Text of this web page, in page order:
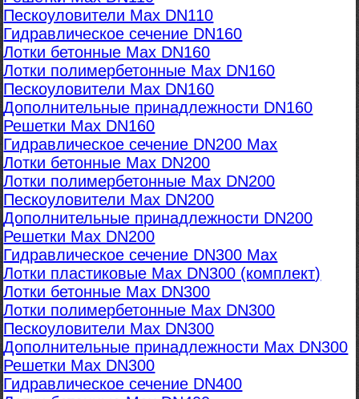
Пескоуловители Max DN110
Гидравлическое сечение DN160
Лотки бетонные Max DN160
Лотки полимербетонные Max DN160
Пескоуловители Max DN160
Дополнительные принадлежности DN160
Решетки Max DN160
Гидравлическое сечение DN200 Max
Лотки бетонные Max DN200
Лотки полимербетонные Max DN200
Пескоуловители Max DN200
Дополнительные принадлежности DN200
Решетки Max DN200
Гидравлическое сечение DN300 Max
Лотки пластиковые Max DN300 (комплект)
Лотки бетонные Max DN300
Лотки полимербетонные Max DN300
Пескоуловители Max DN300
Дополнительные принадлежности Max DN300
Решетки Max DN300
Гидравлическое сечение DN400